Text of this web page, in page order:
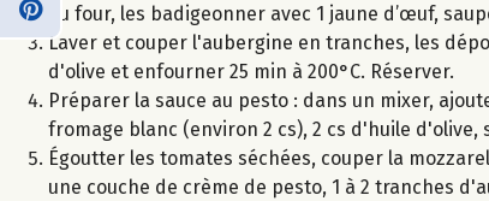
au four, les badigeonner avec 1 jaune d’œuf,
Laver et couper l'aubergine en tranches, les
d'olive et enfourner 25 min à 200°C. Réserver.
Préparer la sauce au pesto : dans un mixer,
fromage blanc (environ 2 cs), 2 cs d'huile
Égoutter les tomates séchées, couper la
une couche de crème de pesto, 1 à 2 tranches